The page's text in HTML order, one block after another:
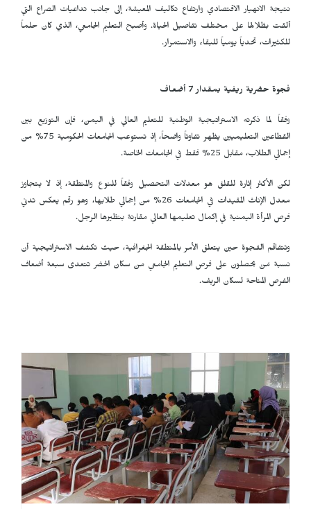
نتيجة الانهيار الاقتصادي وارتفاع تكاليف المعيشة، إلى جانب تداعيات الصراع التي
ألقت بظلالها على مختلف تفاصيل الحياة. وأصبح التعليم الجامعي، الذي كان حلماً
للكثيرات، تحدياً يومياً للبقاء والاستمرار.
فجوة حضرية ريفية بمقدار 7 أضعاف
وفقاً لما ذكرته الاستراتيجية الوطنية للتعليم العالي في اليمن، فإن التوزيع بين
القطاعين التعليميين يظهر تفاوتاً واضحاً، إذ تستوعب الجامعات الحكومية 75% من
إجمالي الطلاب، مقابل 25% فقط في الجامعات الخاصة.
لكن الأكثر إثارة للقلق هو معدلات التحصيل وفقاً للنوع والمنطقة، إذ لا يتجاوز
معدل الإناث المقيدات في الجامعات 26% من إجمالي طلابها، وهو رقم يعكس تدني
فرص المرأة اليمنية في إكمال تعليمها العالي مقارنة بنظيرها الرجل.
وتتفاقم الفجوة حين يتعلق الأمر بالمنطقة الجغرافية، حيث تكشف الاستراتيجية أن
نسبة مَنْ يحصلون على فرص التعليم الجامعي من سكان الحضر تتعدى سبعة أضعاف
الفرص المتاحة لسكان الريف.